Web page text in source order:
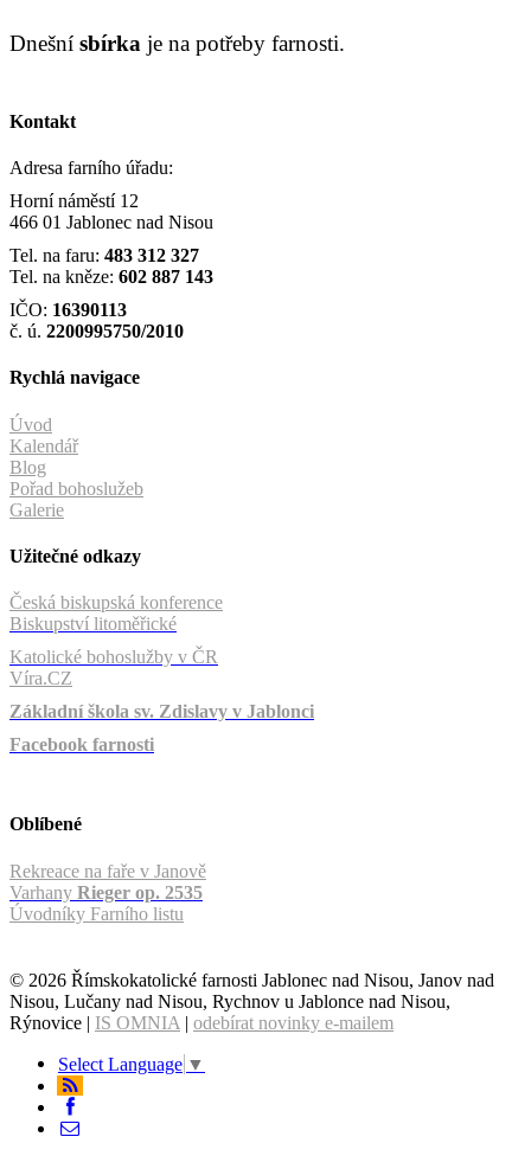
Dnešní sbírka je na potřeby farnosti.
Kontakt
Adresa farního úřadu:
Horní náměstí 12
466 01 Jablonec nad Nisou
Tel. na faru: 483 312 327
Tel. na kněze: 602 887 143
IČO: 16390113
č. ú. 2200995750/2010
Rychlá navigace
Úvod
Kalendář
Blog
Pořad bohoslužeb
Galerie
Užitečné odkazy
Česká biskupská konference
Biskupství litoměřické
Katolické bohoslužby v ČR
Víra.CZ
Základní škola sv. Zdislavy v Jablonci
Facebook farnosti
Oblíbené
Rekreace na faře v Janově
Varhany Rieger op. 2535
Úvodníky Farního listu
© 2026 Římskokatolické farnosti Jablonec nad Nisou, Janov nad
Nisou, Lučany nad Nisou, Rychnov u Jablonce nad Nisou,
Rýnovice | IS OMNIA | odebírat novinky e-mailem
Select Language ▼